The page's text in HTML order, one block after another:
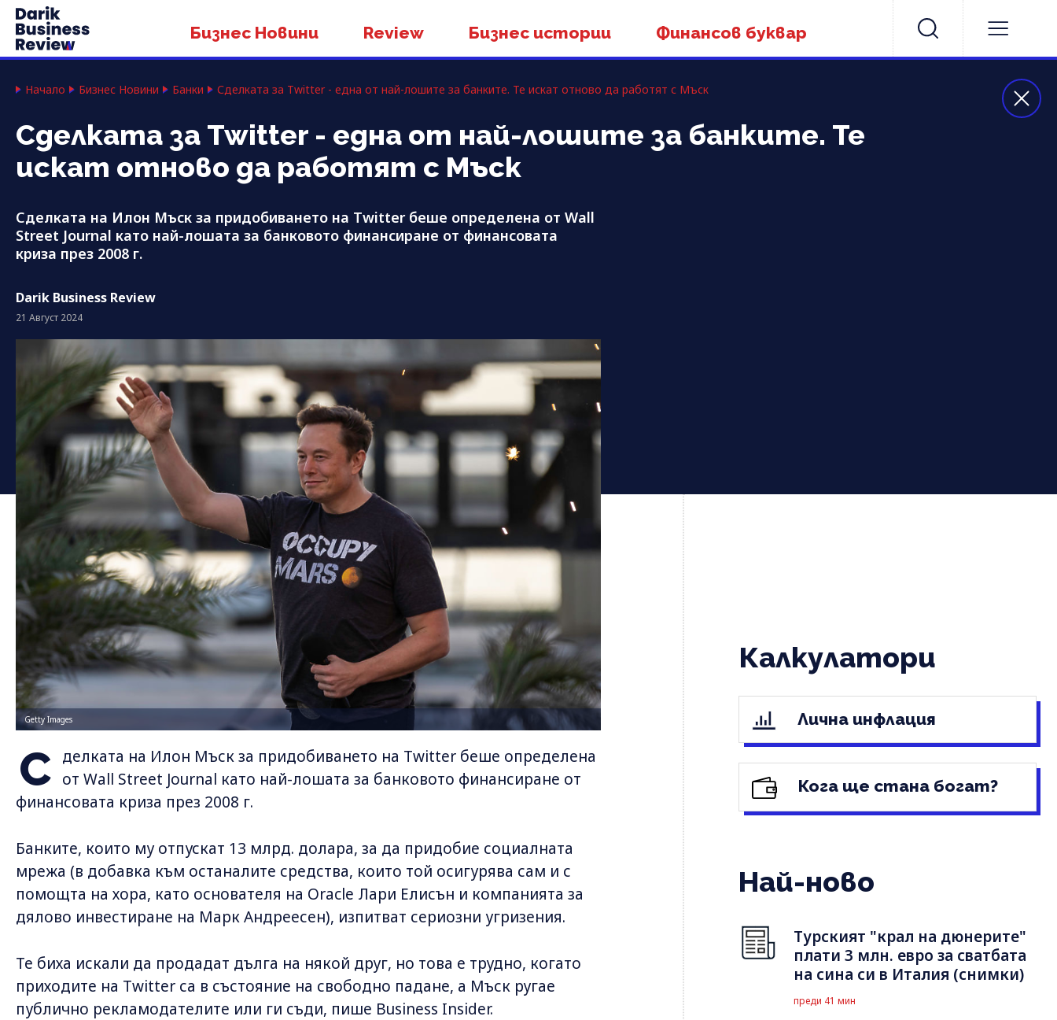
Бизнес Новини Review Бизнес истории Финансов буквар
Начало Бизнес Новини Банки Сделката за Twitter - една от най-лошите за банките. Те искат отново да работят с Мъск
Сделката за Twitter - една от най-лошите за банките. Те
искат отново да работят с Мъск
Сделката на Илон Мъск за придобиването на Twitter беше определена от Wall
Street Journal като най-лошата за банковото финансиране от финансовата
криза през 2008 г.
Darik Business Review
21 Август 2024
Getty Images
С делката на Илон Мъск за придобиването на Twitter беше определена
от Wall Street Journal като най-лошата за банковото финансиране от
финансовата криза през 2008 г.
Банките, които му отпускат 13 млрд. долара, за да придобие социалната
мрежа (в добавка към останалите средства, които той осигурява сам и с
помощта на хора, като основателя на Oracle Лари Елисън и компанията за
дялово инвестиране на Марк Андреесен), изпитват сериозни угризения.
Те биха искали да продадат дълга на някой друг, но това е трудно, когато
приходите на Twitter са в състояние на свободно падане, а Мъск ругае
публично рекламодателите или ги съди, пише Business Insider.
Калкулатори
Лична инфлация
Кога ще стана богат?
Най-ново
Турският "крал на дюнерите"
плати 3 млн. евро за сватбата
на сина си в Италия (снимки)
преди 41 мин